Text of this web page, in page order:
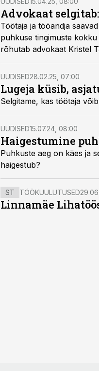
Advokaat
Töötaja ja tööandja
puhkuse tingimuste
rõhutab advokaat Kristel
UUDISED28.02.25, 07:00
Lugeja küsib,
Selgitame, kas töötaja
UUDISED15.07.24, 08:00
Haigestumine
Puhkuste aeg on käes ja
haigestub?
ST TÖÖKUULUTUSED
Linnamäe